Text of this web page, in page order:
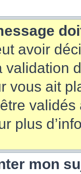
avoir
validation
vous ait
validés
plus
mon